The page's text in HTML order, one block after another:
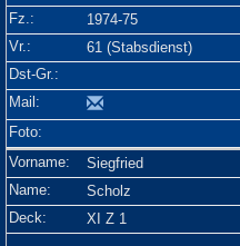
1974-75
61 (Stabsdienst)
Siegfried
Scholz
XI Z 1